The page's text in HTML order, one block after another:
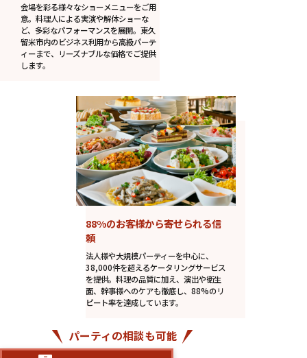
会場を彩る様々なショーメニューをご用
意。料理人による実演や解体ショーな
ど、多彩なパフォーマンスを展開。東久
留米市内のビジネス利用から高級パーテ
ィーまで、リーズナブルな価格でご提供
します。
88%のお客様から寄せられる信
頼
法人様や大規模パーティーを中心に、
38,000件を超えるケータリングサービス
を提供。料理の品質に加え、演出や衛生
面、幹事様へのケアも徹底し、88%のリ
ピート率を達成しています。
パーティの相談も可能